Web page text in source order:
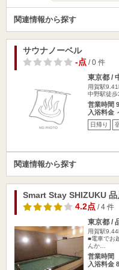
関連情報から探す
サウナノーベル
-点/ 0 件
東京都 /
用賀駅
中野駅徒歩
営業時間
入浴料金
日帰り
関連情報から探す
Smart Stay SHIZUKU 品
4.2点/ 4 件
東京都 /
用賀駅
■電車でお
んか…
営業時間
入浴料金